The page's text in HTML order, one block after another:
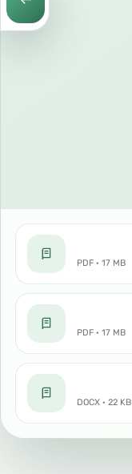
PDF · 17 MB
PDF · 17 MB
DOCX · 22 KB